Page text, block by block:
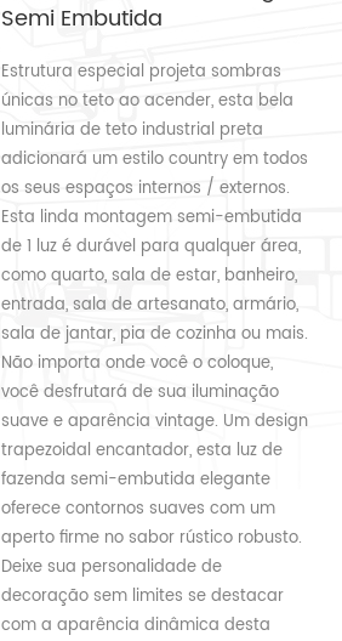
Semi Embutida
Estrutura especial projeta sombras
únicas no teto ao acender, esta bela
luminária de teto industrial preta
adicionará um estilo country em todos
os seus espaços internos / externos.
Esta linda montagem semi-embutida
de 1 luz é durável para qualquer área,
como quarto, sala de estar, banheiro,
entrada, sala de artesanato, armário,
sala de jantar, pia de cozinha ou mais.
Não importa onde você o coloque,
você desfrutará de sua iluminação
suave e aparência vintage. Um design
trapezoidal encantador, esta luz de
fazenda semi-embutida elegante
oferece contornos suaves com um
aperto firme no sabor rústico robusto.
Deixe sua personalidade de
decoração sem limites se destacar
com a aparência dinâmica desta